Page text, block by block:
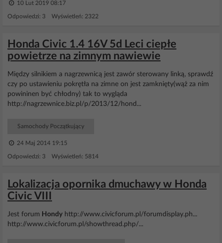
10 Lut 2019 08:17
Odpowiedzi: 3 Wyświetleń: 2322
Honda Civic 1.4 16V 5d Leci ciepłe
powietrze na zimnym nawiewie
Między silnikiem a nagrzewnicą jest zawór sterowany linką, sprawdź
czy po ustawieniu pokrętła na zimne on jest zamknięty(wąż za nim
powininen być chłodny) tak to wygląda
http://nagrzewnice.biz.pl/p/2013/12/hond...
Samochody Początkujący
24 Maj 2014 19:15
Odpowiedzi: 3 Wyświetleń: 5814
Lokalizacja opornika dmuchawy w Honda
Civic VIII
Jest forum Hondy http://www.civicforum.pl/forumdisplay.ph...
http://www.civicforum.pl/showthread.php/...